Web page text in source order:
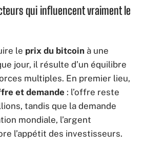
qui influencent vraiment le
le prix du bitcoin à une
jour, il résulte d’un équilibre
multiples. En premier lieu,
et demande : l’offre reste
tandis que la demande
mondiale, l’argent
l’appétit des investisseurs.